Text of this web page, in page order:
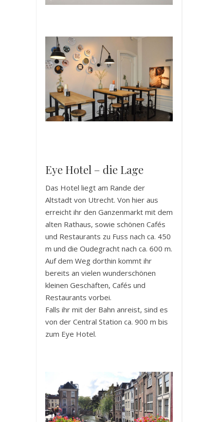
Eye Hotel – die Lage
Das Hotel liegt am Rande der
Altstadt von Utrecht. Von hier aus
erreicht ihr den Ganzenmarkt mit dem
alten Rathaus, sowie schönen Cafés
und Restaurants zu Fuss nach ca. 450
m und die Oudegracht nach ca. 600 m.
Auf dem Weg dorthin kommt ihr
bereits an vielen wunderschönen
kleinen Geschäften, Cafés und
Restaurants vorbei.
Falls ihr mit der Bahn anreist, sind es
von der Central Station ca. 900 m bis
zum Eye Hotel.